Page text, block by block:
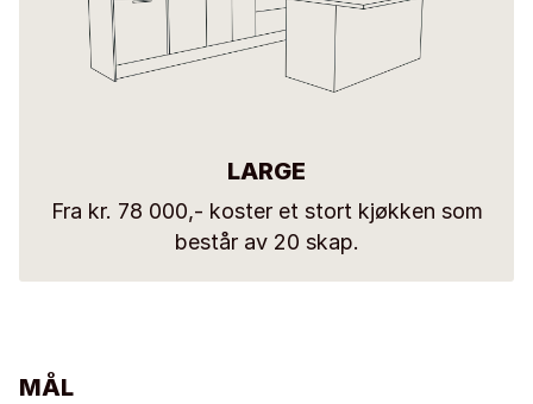
LARGE
Fra kr. 78 000,- koster et stort kjøkken som
består av 20 skap.
MÅL